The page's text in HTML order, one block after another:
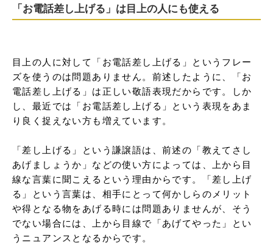
「お電話差し上げる」は目上の人にも使える
目上の人に対して「お電話差し上げる」というフレー
ズを使うのは問題ありません。前述したように、「お
電話差し上げる」は正しい敬語表現だからです。しか
し、最近では「お電話差し上げる」という表現をあま
り良く捉えない方も増えています。
「差し上げる」という謙譲語は、前述の「教えてさし
あげましょうか」などの使い方によっては、上から目
線な言葉に聞こえるという理由からです。「差し上げ
る」という言葉は、相手にとって何かしらのメリット
や得となる物をあげる時には問題ありませんが、そう
でない場合には、上から目線で「あげてやった」とい
うニュアンスとなるからです。